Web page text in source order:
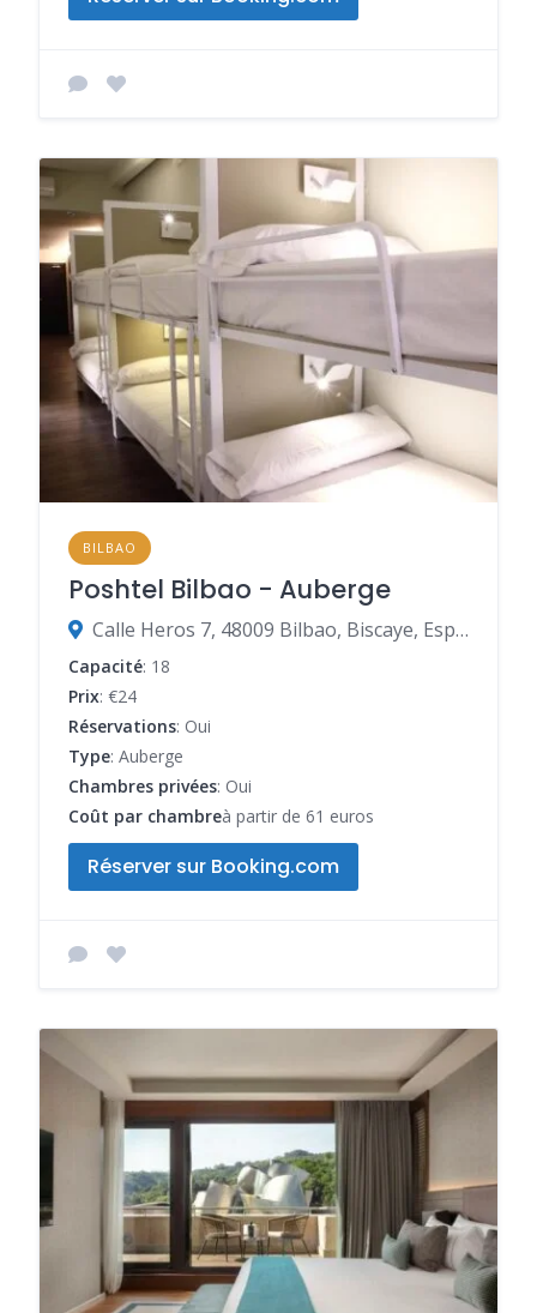
BILBAO
Poshtel Bilbao - Auberge
Calle Heros 7, 48009 Bilbao, Biscaye, Espagne
Capacité: 18
Prix: €24
Réservations: Oui
Type: Auberge
Chambres privées: Oui
Coût par chambreà partir de 61 euros
Réserver sur Booking.com